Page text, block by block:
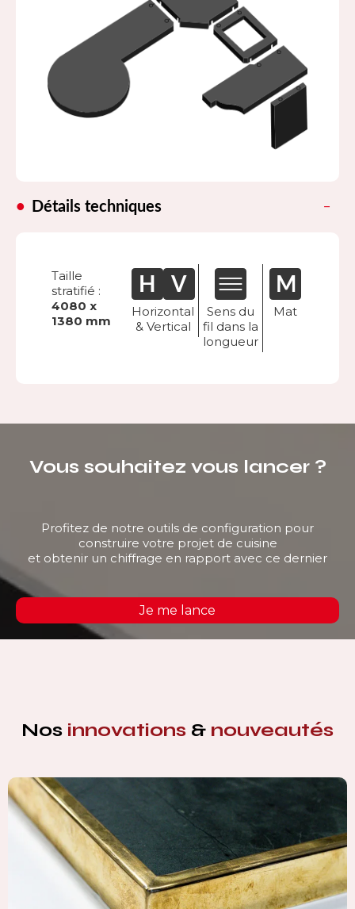
Détails techniques
Taille
stratifié :
4080 x
1380 mm
Horizontal
& Vertical
Sens du
fil dans la
longueur
Mat
Vous souhaitez vous lancer ?
Profitez de notre outils de configuration pour
construire votre projet de cuisine
et obtenir un chiffrage en rapport avec ce dernier
Je me lance
Nos innovations & nouveautés